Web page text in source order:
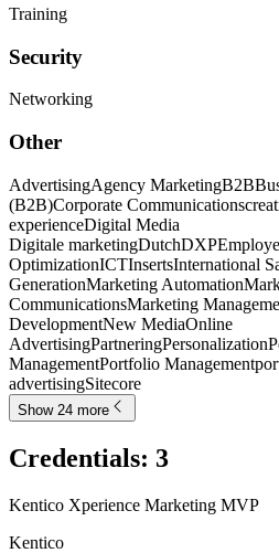
Training
Security
Networking
Other
AdvertisingAgency MarketingB2B
(B2B)Corporate Communications
experienceDigital Media
Digitale marketingDutchDXP
OptimizationICTInsertsInternational
GenerationMarketing Automation
CommunicationsMarketing
DevelopmentNew MediaOnline
AdvertisingPartneringPersonalization
ManagementPortfolio Management
advertisingSitecore
Show 24 more
Credentials: 3
Kentico Xperience Marketing MVP
Kentico